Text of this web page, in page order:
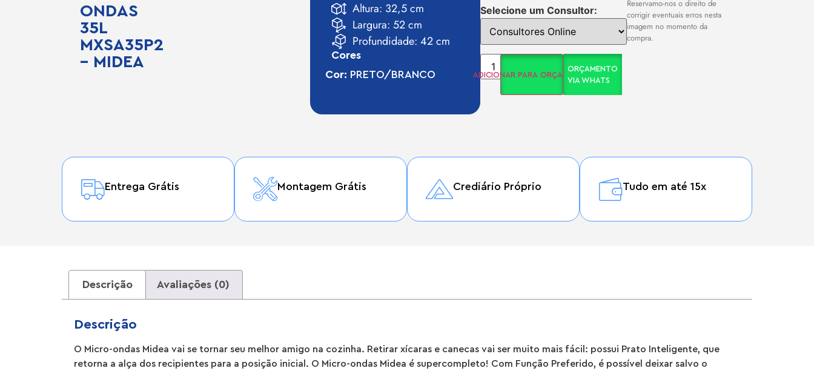
ONDAS
35L
MXSA35P2
– MIDEA
Altura: 32,5 cm
Largura: 52 cm
Profundidade: 42 cm
Cores
Cor: PRETO/BRANCO
Selecione um Consultor:
ADICIONAR PARA ORÇAMENTO
ORÇAMENTO
VIA WHATS
Reservamo-nos o direito de
corrigir eventuais erros nesta
imagem no momento da
compra.
Entrega Grátis Montagem Grátis Crediário Próprio Tudo em até 15x
Descrição Avaliações (0)
Descrição
O Micro-ondas Midea vai se tornar seu melhor amigo na cozinha. Retirar xícaras e canecas vai ser muito mais fácil: possui Prato Inteligente, que
retorna a alça dos recipientes para a posição inicial. O Micro-ondas Midea é supercompleto! Com Função Preferido, é possível deixar salvo o